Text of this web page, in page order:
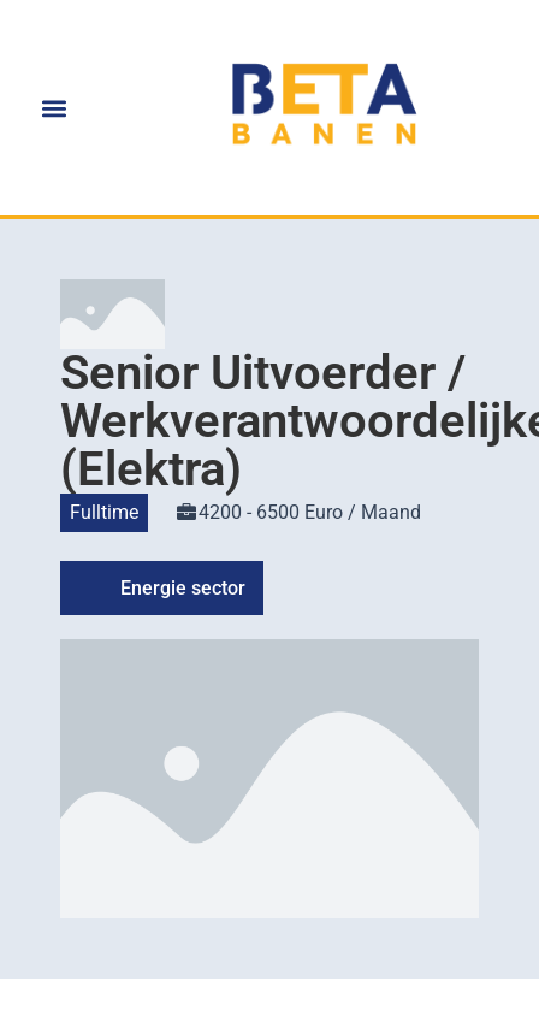
Senior Uitvoerder /
(Elektra)
Fulltime 4200 - 6500 Euro / Maand
Energie sector